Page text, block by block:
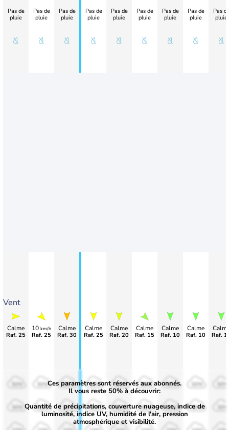
Vent
Pas de
pluie
Calme
Raf. 25
Pas de
pluie
10 km/h
Raf. 25
Pas de
pluie
Calme
Raf. 30
Pas de
pluie
Calme
Raf. 25
Pas de
pluie
Calme
Raf. 20
Pas de
pluie
Calme
Raf. 15
Pas de
pluie
Calme
Raf. 10
Pas de
pluie
Calme
Raf. 10
Pas
pluie
Raf.
50%
30%
50%
30%
50%
30%
50%
30%
50%
30%
50%
30%
50%
30%
Ces paramètres sont réservés aux abonnés.
Il vous reste 50% à découvrir:
Quantité de précipitations, couverture nuageuse, indice de
luminosité, indice UV, humidité de l'air, pression
atmosphérique et visibilité.